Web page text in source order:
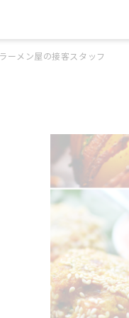
ーメン屋の接客スタッフ